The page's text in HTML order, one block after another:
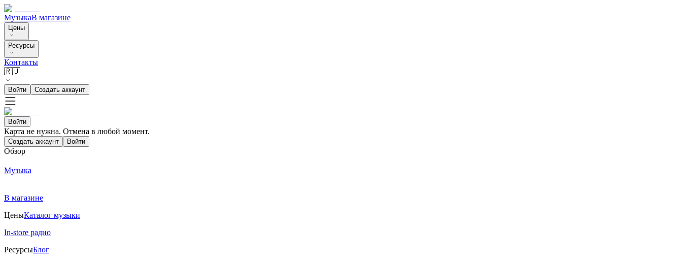
МузыкаВ магазине
Цены
Ресурсы
Контакты
🇷🇺
Войти Создать аккаунт
Войти
Карта не нужна. Отмена в любой момент.
Создать аккаунт Войти
Обзор
Музыка
В магазине
ЦеныКаталог музыки
In-store радио
РесурсыБлог